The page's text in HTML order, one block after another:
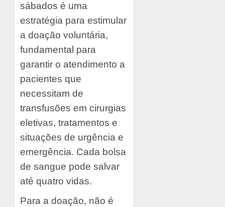
sábados é uma
estratégia para estimular
a doação voluntária,
fundamental para
garantir o atendimento a
pacientes que
necessitam de
transfusões em cirurgias
eletivas, tratamentos e
situações de urgência e
emergência. Cada bolsa
de sangue pode salvar
até quatro vidas.
Para a doação, não é